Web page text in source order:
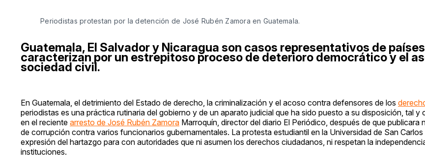
Periodistas protestan por la detención de José Rubén Zamora en Guatemala.
Guatemala, El Salvador y Nicaragua son casos representativos de
caracterizan por un estrepitoso proceso de deterioro democrático y el
sociedad civil.
En Guatemala, el detrimiento del Estado de derecho, la criminalización y el acoso contra defensores de los
periodistas es una práctica rutinaria del gobierno y de un aparato judicial que ha sido puesto a su disposición, tal y
en el reciente arresto de José Rubén Zamora Marroquín, director del diario El Periódico, después de que publicara
de corrupción contra varios funcionarios gubernamentales. La protesta estudiantil en la Universidad de San
expresión del hartazgo para con autoridades que ni asumen los derechos ciudadanos, ni respetan la
instituciones.